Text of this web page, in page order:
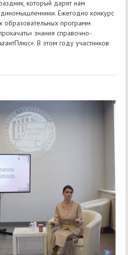
который дарят нам
Ежегодно конкурс
образовательных программ
знания справочно-
В этом году участников